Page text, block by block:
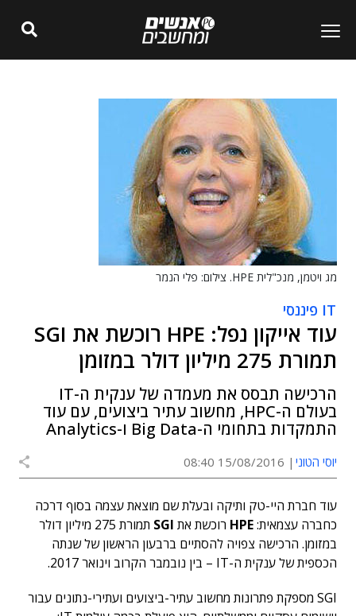
מג ויטמן, מנכ"לית HPE. צילום: פלי הנמר
IT פיננסי
עוד אייקון נפל: HPE רוכשת את SGI
תמורת 275 מיליון דולר במזומן
הרכישה תבסס את מעמדה של ענקית ה-IT
בעולם ה-HPC, מחשוב עתיר ביצועים, עם עוד
התמקדות בתחומי ה-Big Data ו-Analytics
יוסי הטוני 15/08/2016 08:40
עוד חברת היי-טק ותיקה ובעלת שם מוצאת עצמה בסוף דרכה
כחברה עצמאית:HPE רוכשת את SGI
תמורת 275 מיליון דולר
במזומן. הרכישה צפויה להסתיים ברבעון הראשון של שנתה
הכספית של ענקית ה-IT – בין נובמבר הקרוב וינואר 2017.
SGI מספקת פתרונות מחשוב עתיר-ביצועים ועתירי-נתונים עבור